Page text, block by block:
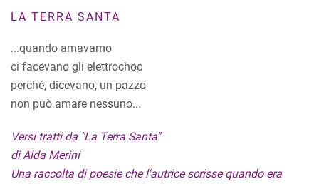
LA TERRA SANTA
...quando amavamo
ci facevano gli elettrochoc
perché, dicevano, un pazzo
non può amare nessuno...
Versi tratti da "La Terra Santa"
di Alda Merini
Una raccolta di poesie che l'autrice scrisse quando era